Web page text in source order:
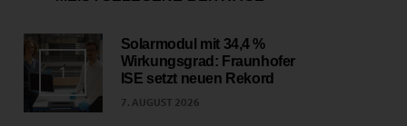
1
Solarmodul mit 34,4 %
Wirkungsgrad: Fraunhofer
ISE setzt neuen Rekord
7. AUGUST 2026